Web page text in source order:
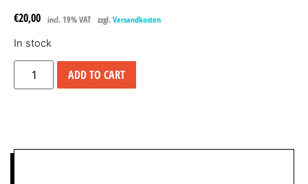
€20,00 incl. 19% VAT zzgl. Versandkosten
In stock
ADD TO CART